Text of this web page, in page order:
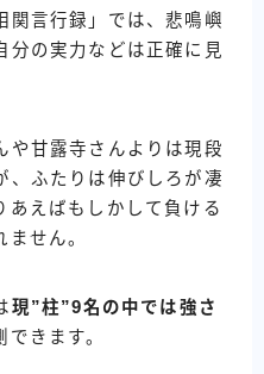
関言行録」では、悲鳴嶼
分の実力などは正確に見
や甘露寺さんよりは現段
、ふたりは伸びしろが凄
あえばもしかして負ける
せん。
現”柱”9名の中では強さ
できます。